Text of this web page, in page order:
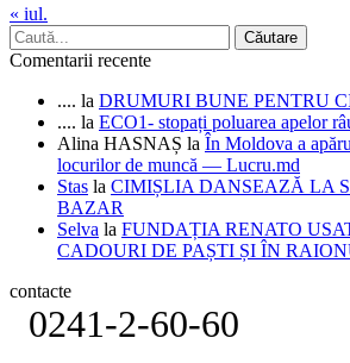
« iul.
Comentarii recente
.... la DRUMURI BUNE PENTRU
.... la ECO1- stopați poluarea apelor
Alina HASNAȘ la În Moldova a
locurilor de muncă — Lucru.md
Stas la CIMIȘLIA DANSEAZĂ LA
BAZAR
Selva la FUNDAȚIA RENATO
CADOURI DE PAȘTI ȘI ÎN
contacte
0241-2-60-60